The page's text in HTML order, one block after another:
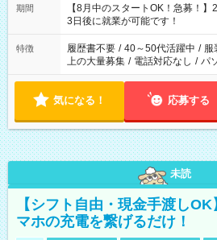
「できれば残業はしたくない」
ね。 ※Wワーク希望の方へ 今ご覧のお仕事で希望する勤務時間
と、もう1つのお仕事の勤務時間
合は応募できません。
期間
【8月中のスタートOK！急募！
3日後に就業が可能です！
特徴 履歴書不要 / 40～50代活躍中 / 服
上の大量募集 / 電話対応なし / パ
気になる！ 応募する
未読
【シフト自由・現金手渡し
マホの充電を繋げるだけ！